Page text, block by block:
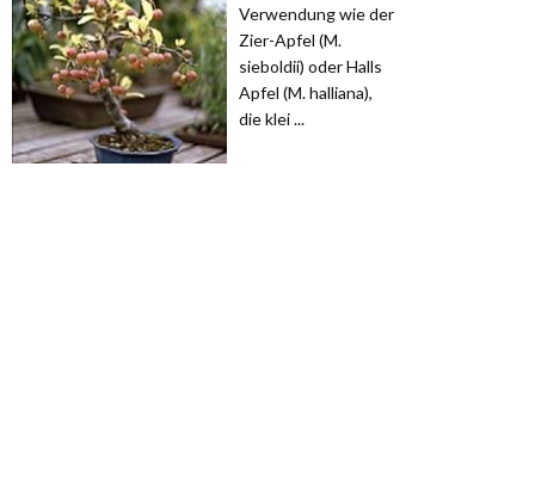
Verwendung wie der
Zier-Apfel (M.
sieboldii) oder Halls
Apfel (M. halliana),
die klei ...